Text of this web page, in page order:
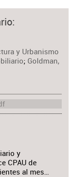
y Urbanismo
; Goldman,
y
CPAU de
al mes…